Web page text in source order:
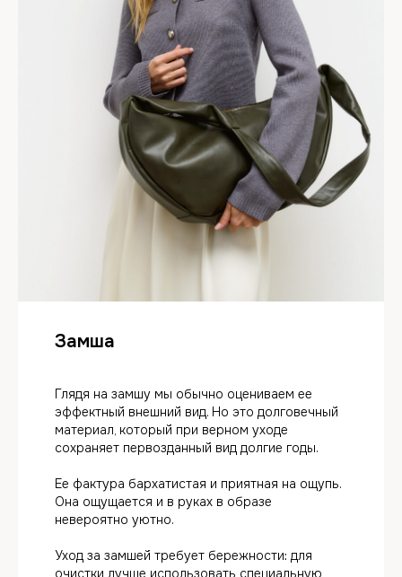
Замша
Глядя на замшу мы обычно оцениваем ее
эффектный внешний вид. Но это долговечный
материал, который при верном уходе
сохраняет первозданный вид долгие годы.
Ее фактура бархатистая и приятная на ощупь.
Она ощущается и в руках в образе
невероятно уютно.
Уход за замшей требует бережности: для
очистки лучше использовать специальную